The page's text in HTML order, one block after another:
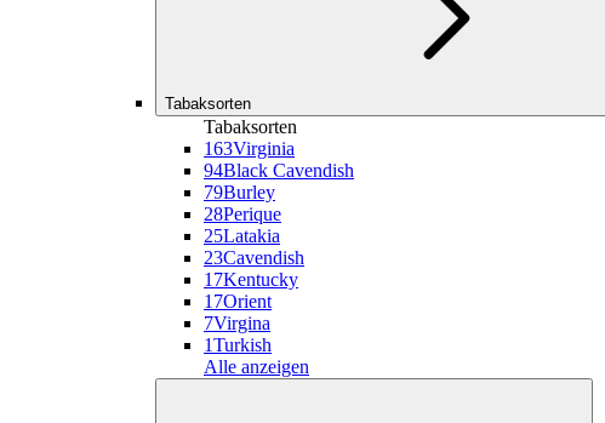
Tabaksorten
Tabaksorten
163Virginia
94Black Cavendish
79Burley
28Perique
25Latakia
23Cavendish
17Kentucky
17Orient
7Virgina
1Turkish
Alle anzeigen